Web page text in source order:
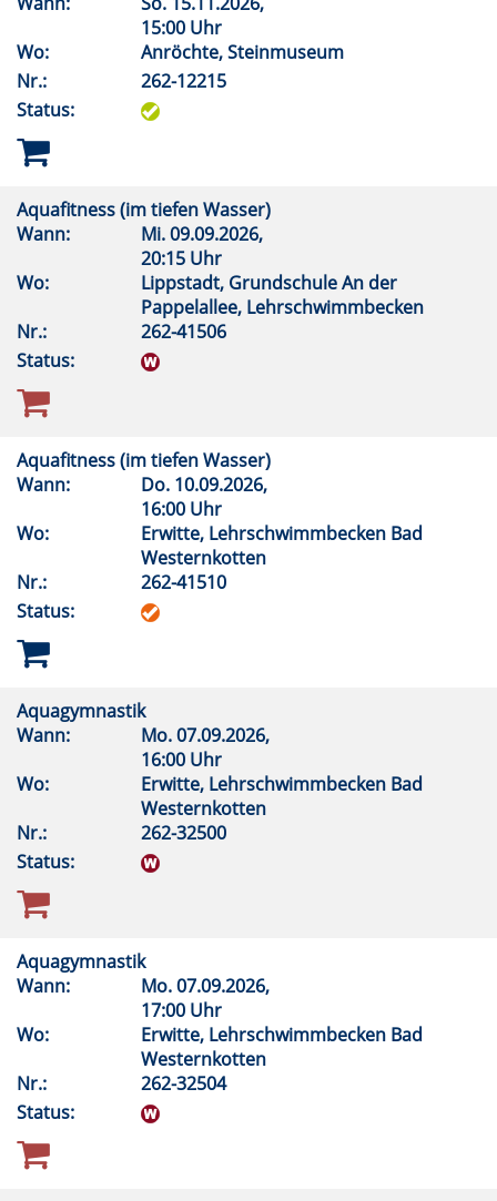
15:00 Uhr
Wo:
Anröchte, Steinmuseum
Nr.:
262-12215
Status:
Aquafitness (im tiefen Wasser)
Wann:
Mi.09.09.2026,
20:15 Uhr
Wo:
Lippstadt, Grundschule An der
Pappelallee, Lehrschwimmbecken
Nr.:
262-41506
Status:
Aquafitness (im tiefen Wasser)
Wann:
Do. 10.09.2026,
16:00 Uhr
Wo:
Erwitte, Lehrschwimmbecken Bad
Westernkotten
Nr.:
262-41510
Status:
Aquagymnastik
Wann:
Mo.07.09.2026,
16:00 Uhr
Wo:
Erwitte, Lehrschwimmbecken Bad
Westernkotten
Nr.:
262-32500
Status:
Aquagymnastik
Wann:
Mo.07.09.2026,
17:00 Uhr
Wo:
Erwitte, Lehrschwimmbecken Bad
Westernkotten
Nr.:
262-32504
Status: